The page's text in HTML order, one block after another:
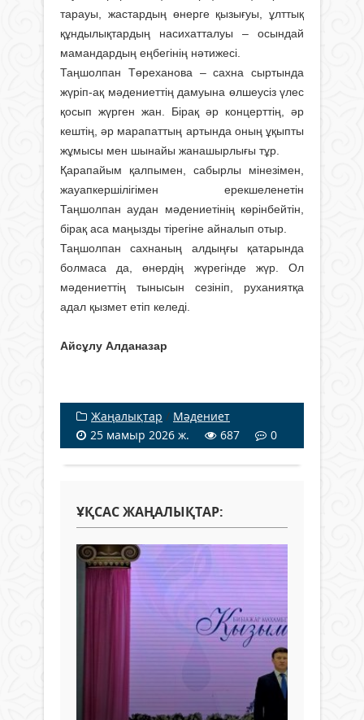
тарауы, жастардың өнерге қызығуы, ұлттық
құндылықтардың насихатталуы – осындай
мамандардың еңбегінің нәтижесі.
Таңшолпан Төреханова – сахна сыртында
жүріп-ақ мәдениеттің дамуына өлшеусіз үлес
қосып жүрген жан. Бірақ әр концерттің, әр
кештің, әр марапаттың артында оның ұқыпты
жұмысы мен шынайы жанашырлығы тұр.
Қарапайым қалпымен, сабырлы мінезімен,
жауапкершілігімен ерекшеленетін
Таңшолпан аудан мәдениетінің көрінбейтін,
бірақ аса маңызды тірегіне айналып отыр.
Таңшолпан сахнаның алдыңғы қатарында
болмаса да, өнердің жүрегінде жүр. Ол
мәдениеттің тынысын сезініп, руханиятқа
адал қызмет етіп келеді.
Айсұлу Алданазар
Жаңалықтар / Мәдениет
25 мамыр 2026 ж.
687 0
ҰҚСАС ЖАҢАЛЫҚТАР: